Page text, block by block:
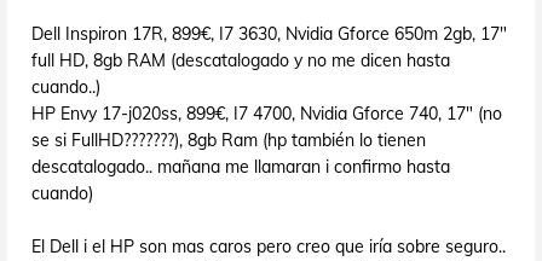
Dell Inspiron 17R, 899€, I7 3630, Nvidia Gforce 650m 2gb, 17"
full HD, 8gb RAM (descatalogado y no me dicen hasta
cuando..)
HP Envy 17-j020ss, 899€, I7 4700, Nvidia Gforce 740, 17" (no
se si FullHD???????), 8gb Ram (hp también lo tienen
descatalogado.. mañana me llamaran i confirmo hasta
cuando)
El Dell i el HP son mas caros pero creo que iría sobre seguro..